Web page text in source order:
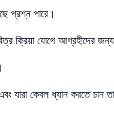
প্রশ্ন পারে।
ক্রিয়া যোগে আগ্রহীদের
যারা কেবল ধ্যান করতে